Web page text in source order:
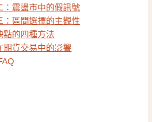
：震盪市中的假訊號
：區間選擇的主觀性
點的四種方法
期貨交易中的影響